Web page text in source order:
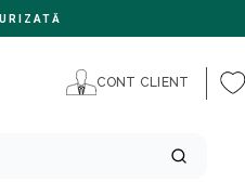
CONT CLIENT